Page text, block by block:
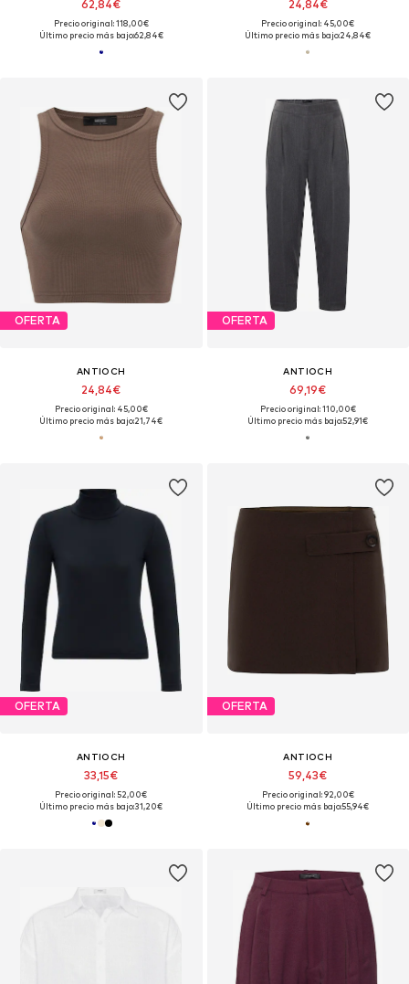
62,84€
Precio original: 118,00€
Último precio más bajo:62,84€
24,84€
Precio original: 45,00€
Último precio más bajo:24,84€
OFERTA
ANTIOCH
24,84€
Precio original: 45,00€
Último precio más bajo:21,74€
OFERTA
ANTIOCH
69,19€
Precio original: 110,00€
Último precio más bajo:52,91€
OFERTA
ANTIOCH
33,15€
Precio original: 52,00€
Último precio más bajo:31,20€
OFERTA
ANTIOCH
59,43€
Precio original: 92,00€
Último precio más bajo:55,94€